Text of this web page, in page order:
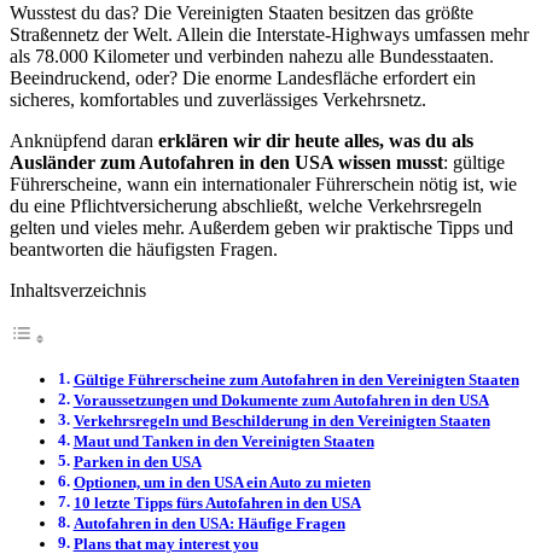
Wusstest du das? Die Vereinigten Staaten besitzen das größte
Straßennetz der Welt. Allein die Interstate-Highways umfassen mehr
als 78.000 Kilometer und verbinden nahezu alle Bundesstaaten.
Beeindruckend, oder? Die enorme Landesfläche erfordert ein
sicheres, komfortables und zuverlässiges Verkehrsnetz.
Anknüpfend daran erklären wir dir heute alles, was du als
Ausländer zum Autofahren in den USA wissen musst: gültige
Führerscheine, wann ein internationaler Führerschein nötig ist, wie
du eine Pflichtversicherung abschließt, welche Verkehrsregeln
gelten und vieles mehr. Außerdem geben wir praktische Tipps und
beantworten die häufigsten Fragen.
Inhaltsverzeichnis
Gültige Führerscheine zum Autofahren in den Vereinigten Staaten
Voraussetzungen und Dokumente zum Autofahren in den USA
Verkehrsregeln und Beschilderung in den Vereinigten Staaten
Maut und Tanken in den Vereinigten Staaten
Parken in den USA
Optionen, um in den USA ein Auto zu mieten
10 letzte Tipps fürs Autofahren in den USA
Autofahren in den USA: Häufige Fragen
Plans that may interest you